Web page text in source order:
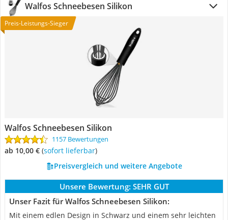
Walfos Schneebesen Silikon
Preis-Leistungs-Sieger
Walfos Schneebesen Silikon
1157 Bewertungen
ab 10,00 € ( Sofort lieferbar)
Preisvergleich und weitere Angebote
Unsere Bewertung: SEHR GUT
Unser Fazit für Walfos Schneebesen Silikon:
Mit einem edlen Design in Schwarz und einem sehr leichten